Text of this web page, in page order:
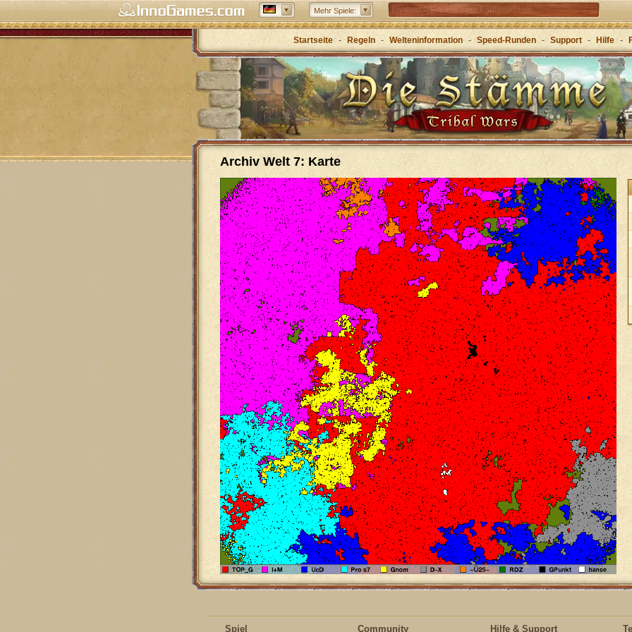
Mehr Spiele: Elvenar – Erbaue eine Fantasy-Stadt
Forge of Empires – Mit Strategie durch die Zeitalter
Grepolis – Erbaue dein Reich im antiken
Griechenland
Startseite - Regeln - Welteninformation - Speed-Runden - Support - Hilfe -
Archiv Welt 7: Karte
Spiel Community Hilfe & Support